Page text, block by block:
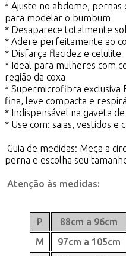
* Ajuste no abdome, pernas
para modelar o bumbum
* Desaparece totalmente
* Adere perfeitamente ao
* Disfarça flacidez e celulite
* Ideal para mulheres com
região da coxa
* Supermicrofibra exclusiva
fina, leve compacta e
* Indispensável na gaveta
* Use com: saias, vestidos e
Guia de medidas: Meça a
perna e escolha seu
Atenção às medidas:
P
88cm a 96cm
M
97cm a 105cm